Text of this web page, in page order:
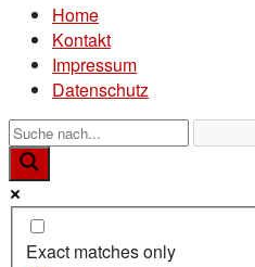
Home
Kontakt
Impressum
Datenschutz
Exact matches only